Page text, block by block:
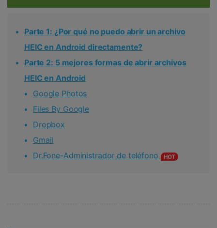
Parte 1: ¿Por qué no puedo abrir un archivo
HEIC en Android directamente?
Parte 2: 5 mejores formas de abrir archivos
HEIC en Android
Google Photos
Files By Google
Dropbox
Gmail
Dr.Fone-Administrador de teléfono